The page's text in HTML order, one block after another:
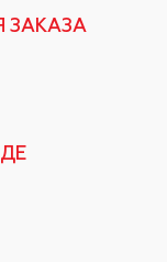
ЗАКАЗА